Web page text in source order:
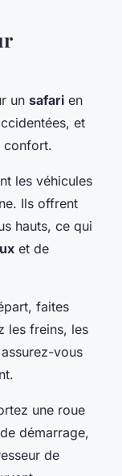
un safari en
et
confort.
les véhicules
Ils offrent
hauts, ce qui
et de
faites
les freins, les
vous
une roue
démarrage,
de